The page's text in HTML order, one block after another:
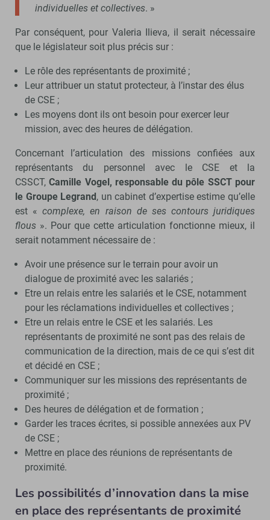
individuelles et collectives. »
Par conséquent, pour Valeria Ilieva, il serait nécessaire
que le législateur soit plus précis sur :
Le rôle des représentants de proximité ;
Leur attribuer un statut protecteur, à l’instar des élus
de CSE ;
Les moyens dont ils ont besoin pour exercer leur
mission, avec des heures de délégation.
Concernant l’articulation des missions confiées aux
représentants du personnel avec le CSE et la
CSSCT,Camille Vogel, responsable du pôle SSCT pour
le Groupe Legrand, un cabinet d’expertise estime qu’elle
est «complexe, en raison de ses contours juridiques
flous ». Pour que cette articulation fonctionne mieux, il
serait notamment nécessaire de :
Avoir une présence sur le terrain pour avoir un
dialogue de proximité avec les salariés ;
Etre un relais entre les salariés et le CSE, notamment
pour les réclamations individuelles et collectives ;
Etre un relais entre le CSE et les salariés. Les
représentants de proximité ne sont pas des relais de
communication de la direction, mais de ce qui s’est dit
et décidé en CSE ;
Communiquer sur les missions des représentants de
proximité ;
Des heures de délégation et de formation ;
Garder les traces écrites, si possible annexées aux PV
de CSE ;
Mettre en place des réunions de représentants de
proximité.
Les possibilités d’innovation dans la mise
en place des représentants de proximité